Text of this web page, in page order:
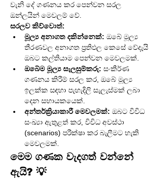
වැනි දේ ගණනය කර පෙන්වන සරල
ඔන්ලයින් මෙවලම් වේ.
සරලව කිව්වොත්:
මූල්‍ය අනාගත දකින්නෙක්: ඔබේ මූල්‍ය
තීරණවල අනාගත ප්‍රතිඵල කෙසේ වේදැයි
ඔබට කල්තියාම පෙන්වන මෙවලමක්.
ඔබේම මූල්‍ය සැලසුම්කරු: සංකීර්ණ
ගණනය කිරීම් සරල කර, ඔබේ මූල්‍ය
ඉලක්ක සඳහා පැහැදිලි සැලැස්මක් ලබා
දෙන සහායකයෙක්.
අන්තර්ක්‍රියාකාරී මෙවලමක්: ඔබට විවිධ
සංඛ්‍යා ඇතුළත් කර, විවිධ අවස්ථා
(scenarios) පරීක්ෂා කර බැලීමට හැකි
මෙවලමක්.
මෙම ගණක වැදගත් වන්නේ
ඇයි? 💡